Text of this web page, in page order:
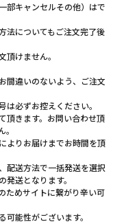
部キャンセルその他）はで
法についてもご注文完了後
けません。
間違いのないよう、ご注文
必ずお控えください。
頂きます。お問い合わせ頂
よりお届けまでお時間を頂
配送方法で一括発送を選択
送となります。
ためサイトに繋がり辛い可
能性がございます。